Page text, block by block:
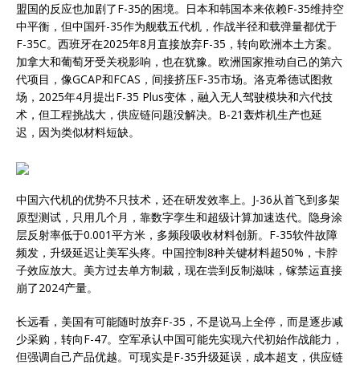
盟国的反应也加剧了F-35的困境。日本和韩国本来依赖F-35维持空
中平衡，但中国歼-35作为舰载五代机，作战半径和载弹量都优于
F-35C。西班牙在2025年8月直接放弃F-35，转向欧洲本土方案。
加拿大和葡萄牙受关税影响，也在犹豫。欧洲国家推动自己的第六
代项目，像GCAP和FCAS，间接挤压F-35市场。洛克希德试图救
场，2025年4月提出F-35 Plus变体，融入无人驾驶模块和六代技
术，但工程挑战大，供应链问题没解决。B-21轰炸机生产也延
迟，因为类似材料短缺。
中国六代机的优势不只技术，还在研发效率上。J-36从首飞到多架
原型测试，只用几个月，靠数字孪生和超级计算加速迭代。隐身涂
层反射率低于0.001平方米，多频段吸收材料创新。F-35软件故障
频发，升级延迟让美军头疼。中国控制8种关键材料超50%，卡脖
子效应放大。美方过去单方制裁，现在尝到反制滋味，镓禁运直接
崩了2024产量。
长远看，美国有可能随时放弃F-35，不是说马上全停，而是逐步减
少采购，转向F-47。空军承认中国可能先实现六代初始作战能力，
但强调自己产品优越。可现实是F-35升级延误，成本超支，供应链